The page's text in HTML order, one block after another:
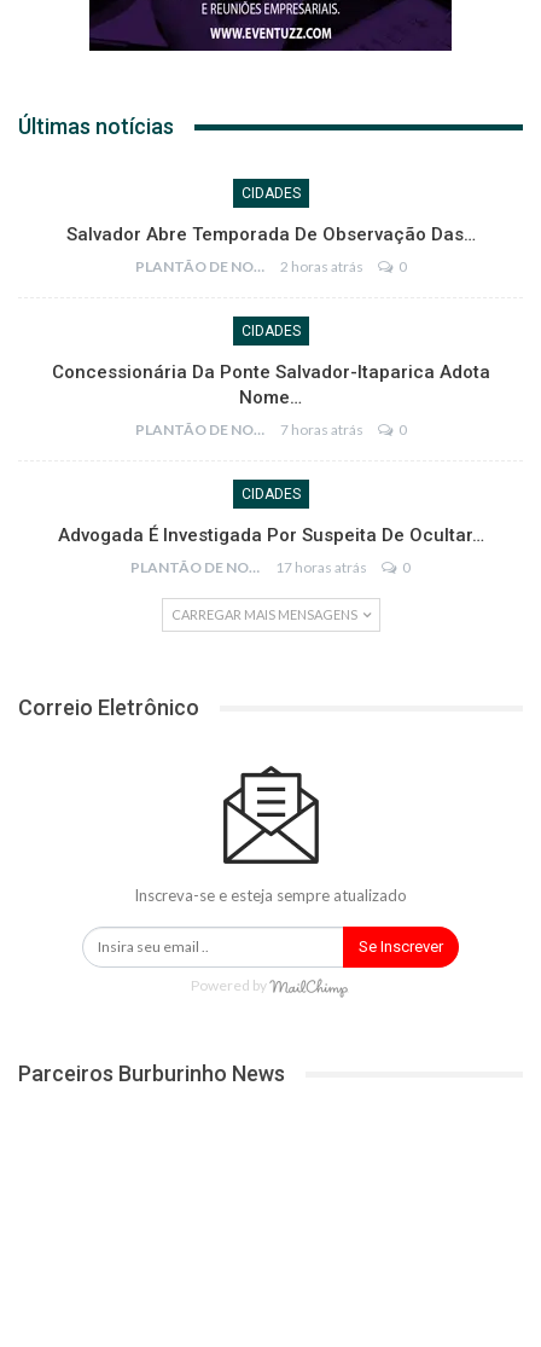
Últimas notícias
CIDADES
Salvador Abre Temporada De Observação Das…
PLANTÃO DE NOTÍCIAS 2 horas atrás 0
CIDADES
Concessionária Da Ponte Salvador-Itaparica Adota
Nome…
PLANTÃO DE NOTÍCIAS 7 horas atrás 0
CIDADES
Advogada É Investigada Por Suspeita De Ocultar…
PLANTÃO DE NOTÍCIAS 17 horas atrás 0
CARREGAR MAIS MENSAGENS
Correio Eletrônico
Inscreva-se e esteja sempre atualizado
Se Inscrever
Powered by
Parceiros Burburinho News